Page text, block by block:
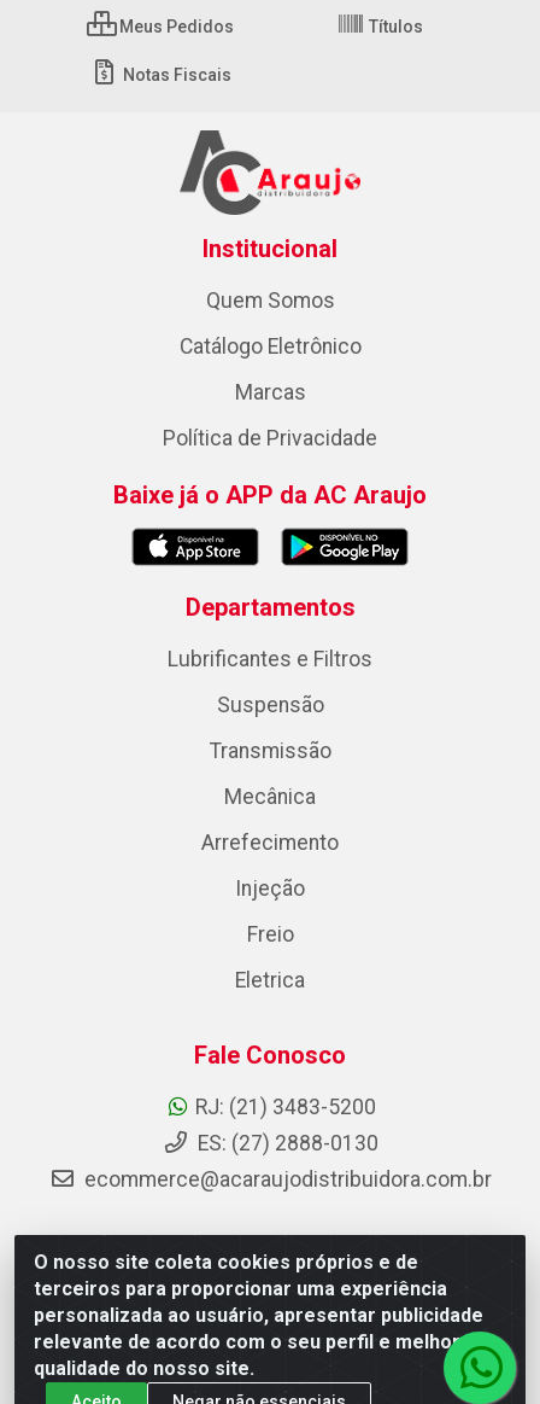
O nosso site coleta cookies próprios e de
terceiros para proporcionar uma experiência
personalizada ao usuário, apresentar publicidade
relevante de acordo com o seu perfil e melhorar a
qualidade do nosso site.
Meus Pedidos Títulos
Notas Fiscais
Institucional
Quem Somos
Catálogo Eletrônico
Marcas
Política de Privacidade
Baixe já o APP da AC Araujo
Departamentos
Lubrificantes e Filtros
Suspensão
Transmissão
Mecânica
Arrefecimento
Injeção
Freio
Eletrica
Fale Conosco
RJ: (21) 3483-5200
ES: (27) 2888-0130
ecommerce@acaraujodistribuidora.com.br
AC Araujo Distribuidora - Rua Carneiro de Campos, 42 -
São Cristóvão, Rio de Janeiro/RJ - CEP 20.920-410 -
CNPJ 08.744.753/0003-85